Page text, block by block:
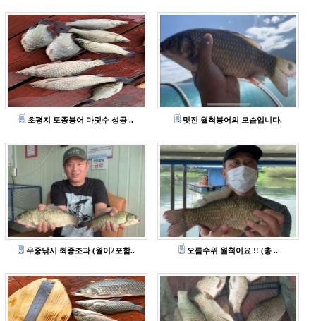
초평지 토종붕어 마릿수 성공 .. 멋진 월척붕어의 모습입니다.
우중낚시 최종조과 (월이2포함.. 오름수위 월척이요 !! (총 ..